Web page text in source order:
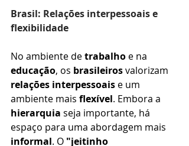
Brasil: Relações interpessoais e
flexibilidade
No ambiente de trabalho e na
educação, os brasileiros valorizam
relações interpessoais e um
ambiente mais flexível. Embora a
hierarquia seja importante, há
espaço para uma abordagem mais
informal. O "jeitinho